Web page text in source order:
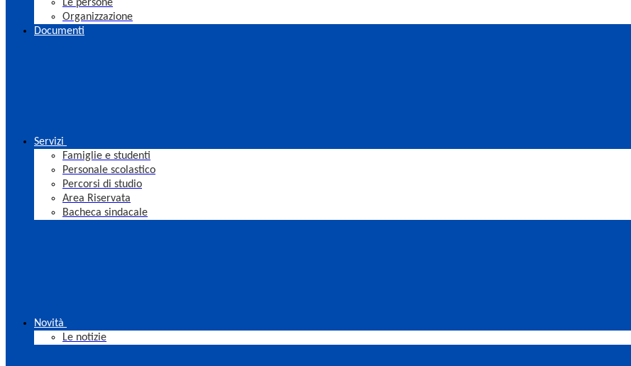
Le persone
Organizzazione
Documenti
Servizi
Famiglie e studenti
Personale scolastico
Percorsi di studio
Area Riservata
Bacheca sindacale
Novità
Le notizie